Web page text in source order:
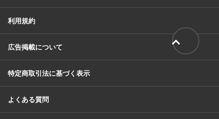
利用規約
広告掲載について
特定商取引法に基づく表示
よくある質問